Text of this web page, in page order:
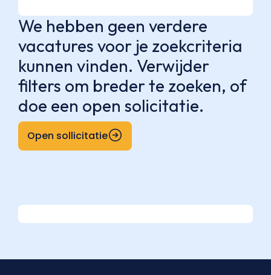
We hebben geen verdere
vacatures voor je zoekcriteria
kunnen vinden. Verwijder
filters om breder te zoeken, of
doe een open solicitatie.
Open sollicitatie